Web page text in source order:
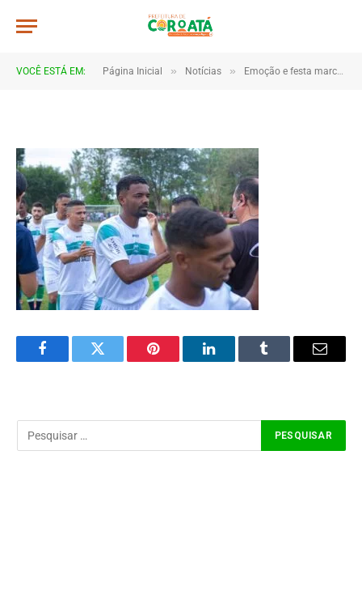
VOCÊ ESTÁ EM: Página Inicial » Notícias » Emoção e festa marcam as finais da Copa Marajá 2025 em Coroatá
IMG_0534
FacebookTwitter Pinterest LinkedInTumblr Email